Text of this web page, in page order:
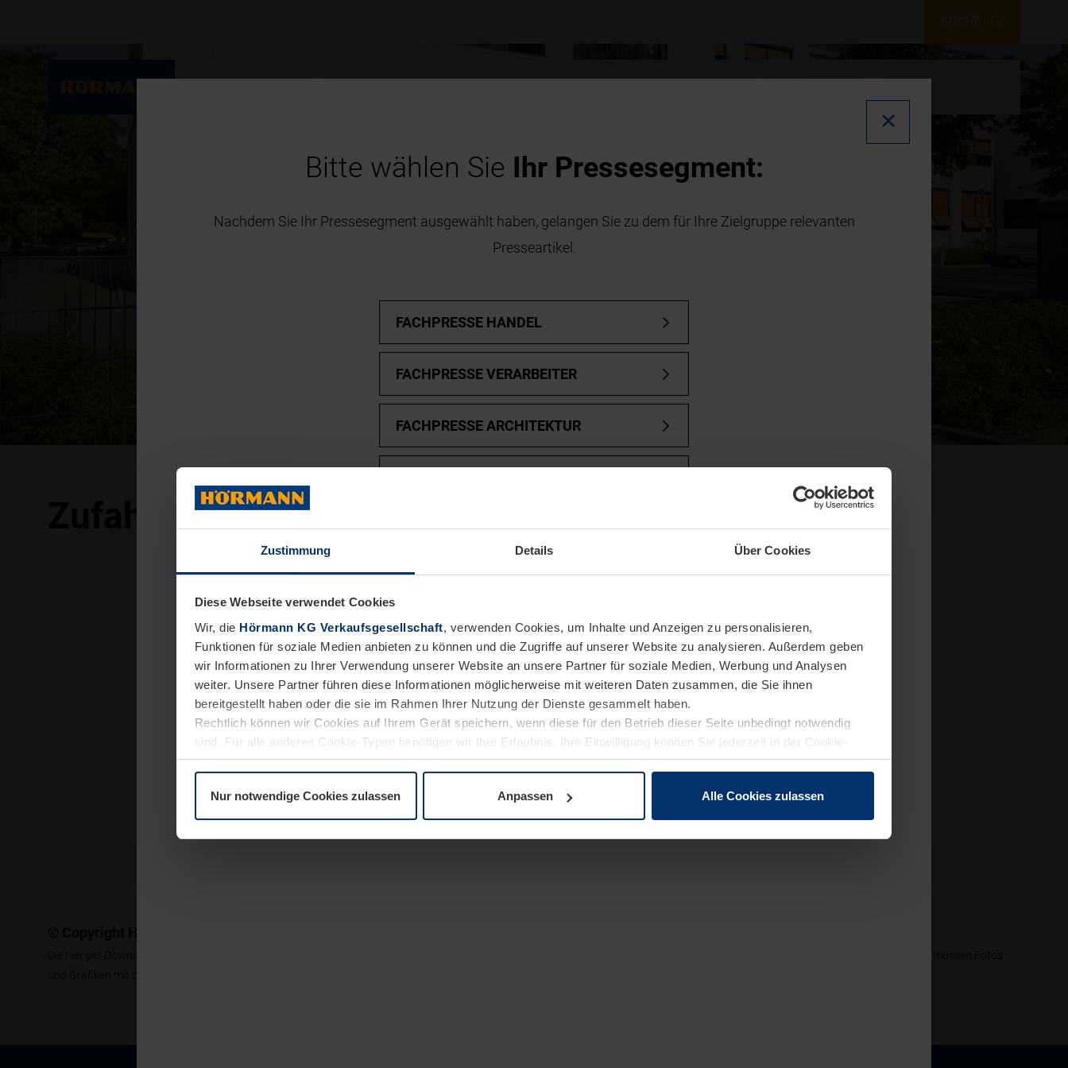
Zustimmung Details Über Cookies
Diese Webseite verwendet Cookies
Wir, die Hörmann KG Verkaufsgesellschaft, verwenden Cookies, um Inhalte und Anzeigen zu personalisieren,
Funktionen für soziale Medien anbieten zu können und die Zugriffe auf unserer Website zu analysieren. Außerdem geben
wir Informationen zu Ihrer Verwendung unserer Website an unsere Partner für soziale Medien, Werbung und Analysen
weiter. Unsere Partner führen diese Informationen möglicherweise mit weiteren Daten zusammen, die Sie ihnen
bereitgestellt haben oder die sie im Rahmen Ihrer Nutzung der Dienste gesammelt haben.
Rechtlich können wir Cookies auf Ihrem Gerät speichern, wenn diese für den Betrieb dieser Seite unbedingt notwendig
sind. Für alle anderen Cookie-Typen benötigen wir Ihre Erlaubnis. Ihre Einwilligung können Sie jederzeit in der Cookie-
Erläuterung auf der SeiteDatenschutzerklärungunserer Website ändern oder widerrufen.
Nur notwendige Cookies zulassen Anpassen Alle Cookies zulassen
Zufahrtskontrollsysteme: Schranken ohne Grenzen
Bitte wählen Sie Ihr Pressesegment:
Nachdem Sie Ihr Pressesegment ausgewählt haben, gelangen Sie zu dem für Ihre Zielgruppe relevanten
Presseartikel.
FACHPRESSE HANDEL
FACHPRESSE VERARBEITER
FACHPRESSE ARCHITEKTUR